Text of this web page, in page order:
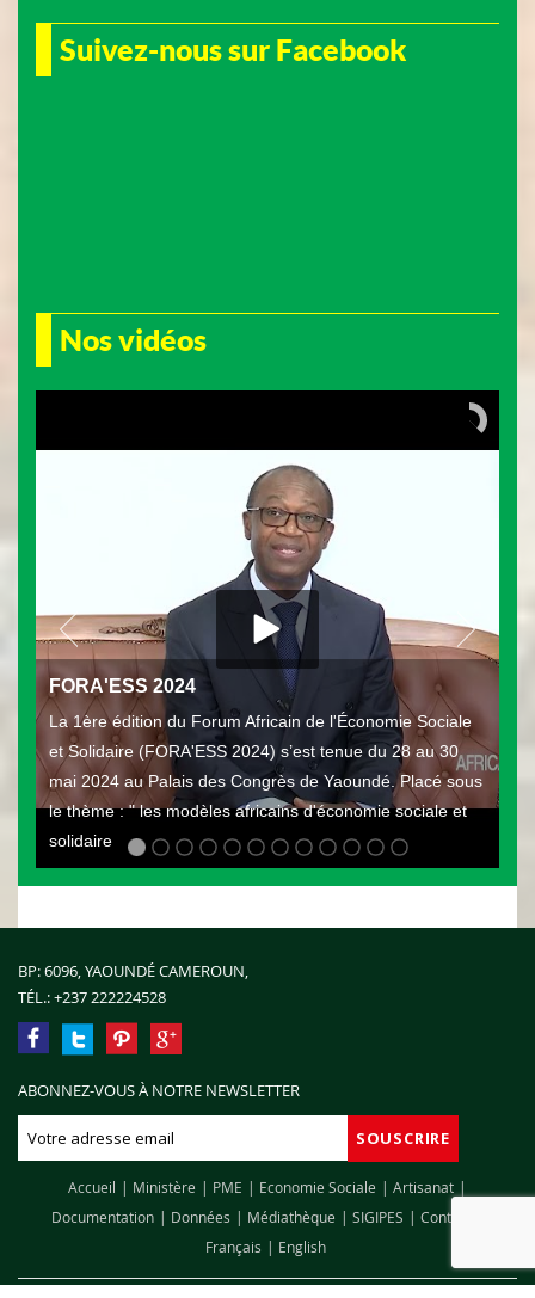
Suivez-nous sur Facebook
Nos vidéos
FORA'ESS 2024
La 1ère édition du Forum Africain de l'Économie Sociale
et Solidaire (FORA'ESS 2024) s’est tenue du 28 au 30
mai 2024 au Palais des Congrès de Yaoundé. Placé sous
le thème : " les modèles africains d'économie sociale et
solidaire
BP: 6096, YAOUNDÉ CAMEROUN,
TÉL.:+237 222224528
ABONNEZ-VOUS À NOTRE NEWSLETTER
Accueil Ministère PME Economie Sociale
Artisanat
Documentation
Données Médiathèque SIGIPES
Contact
Français
English